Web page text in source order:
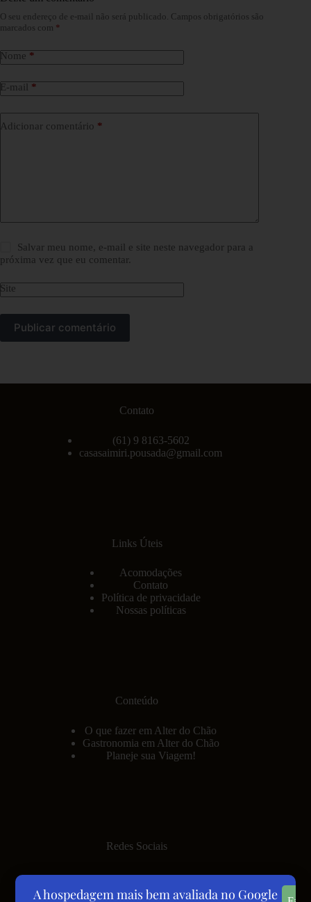
O seu endereço de e-mail não será publicado. Campos obrigatórios são
marcados com *
Nome *
E-mail *
Adicionar comentário *
Salvar meu nome, e-mail e site neste navegador para a
próxima vez que eu comentar.
Site
Publicar comentário
Contato
(61) 9 8163-5602
casasaimiri.pousada@gmail.com
Links Úteis
Acomodações
Contato
Política de privacidade
Nossas políticas
Conteúdo
O que fazer em Alter do Chão
Gastronomia em Alter do Chão
Planeje sua Viagem!
Redes Sociais
A hospedagem mais bem avaliada no Google